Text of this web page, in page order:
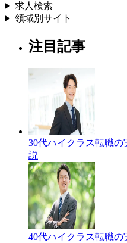
求人検索
領域別サイト
注目記事
30代ハイクラス転職
説
40代ハイクラス転職